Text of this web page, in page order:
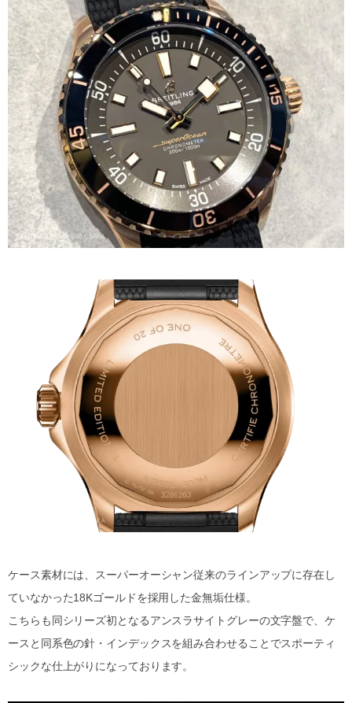
ケース素材には、スーパーオーシャン従来のラインアップに存在し
ていなかった18Kゴールドを採用した金無垢仕様。
こちらも同シリーズ初となるアンスラサイトグレーの文字盤で、ケ
ースと同系色の針・インデックスを組み合わせることでスポーティ
シックな仕上がりになっております。